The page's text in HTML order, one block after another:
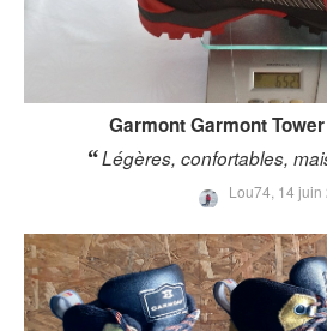
Garmont Garmont
Légères, confortables,
Lou74, 14 juin